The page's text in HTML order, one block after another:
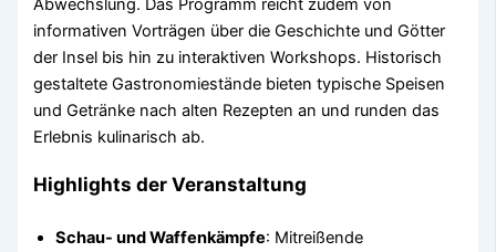
Abwechslung. Das Programm reicht zudem von
informativen Vorträgen über die Geschichte und Götter
der Insel bis hin zu interaktiven Workshops. Historisch
gestaltete Gastronomiestände bieten typische Speisen
und Getränke nach alten Rezepten an und runden das
Erlebnis kulinarisch ab.
Highlights der Veranstaltung
Schau- und Waffenkämpfe: Mitreißende